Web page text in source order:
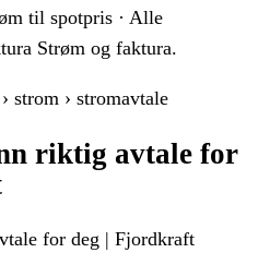
til spotpris · Alle
Strøm og faktura.
strom › stromavtale
riktig avtale for
for deg | Fjordkraft